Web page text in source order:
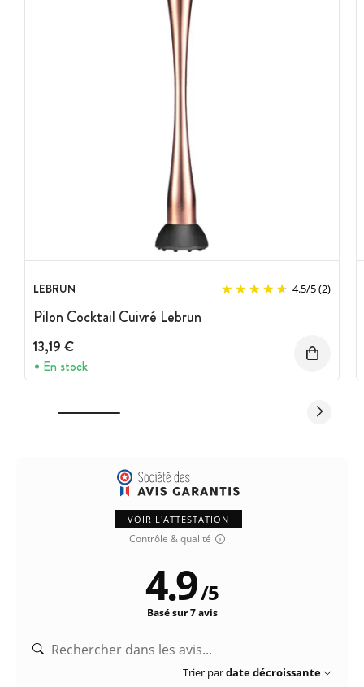
LEBRUN 4.5/5(2)
Pilon Cocktail Cuivré Lebrun
13,19 €
En stock
VOIR L'ATTESTATION
Contrôle & qualité
4.9/5
Basé sur 7 avis
Trier pardate décroissante